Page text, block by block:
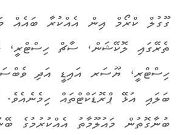
ގޫގުލް ކްރޯމް އިން އެއްކުރާ ބައެއް
ތެރޭގައި ލޮކޭޝަން، ސާޗް ހިސްޓްރީ،
ހިސްޓްރީ، ޔޫސަރ އައިޑީ އަދި
ބަލައި އުޅޭ ޕްރޮޑަކްޓްތައް
ބުނާގޮތުން މައުލޫމާތު އެއްކުރުމުގެ